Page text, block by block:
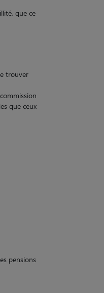
que ce
trouver
que ceux
pensions